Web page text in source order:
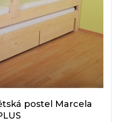
postel Marcela